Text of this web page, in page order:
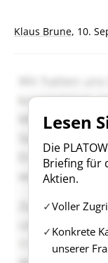
Klaus Brune, 10.
Lesen
Die
Briefing für
Aktien.
Voller
Konkrete
unserer